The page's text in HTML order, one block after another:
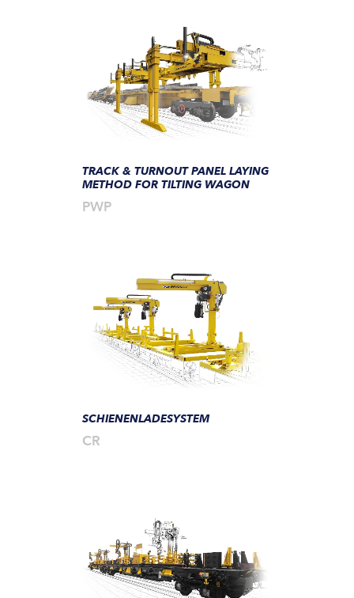
TRACK & TURNOUT PANEL LAYING
METHOD FOR TILTING WAGON
PWP
SCHIENENLADESYSTEM
CR